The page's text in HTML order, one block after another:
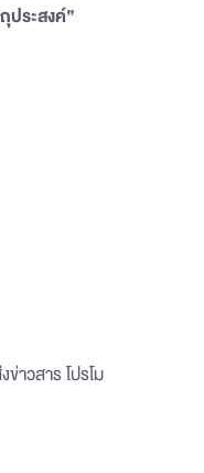
ประสงค์”
าวสาร โปรโม